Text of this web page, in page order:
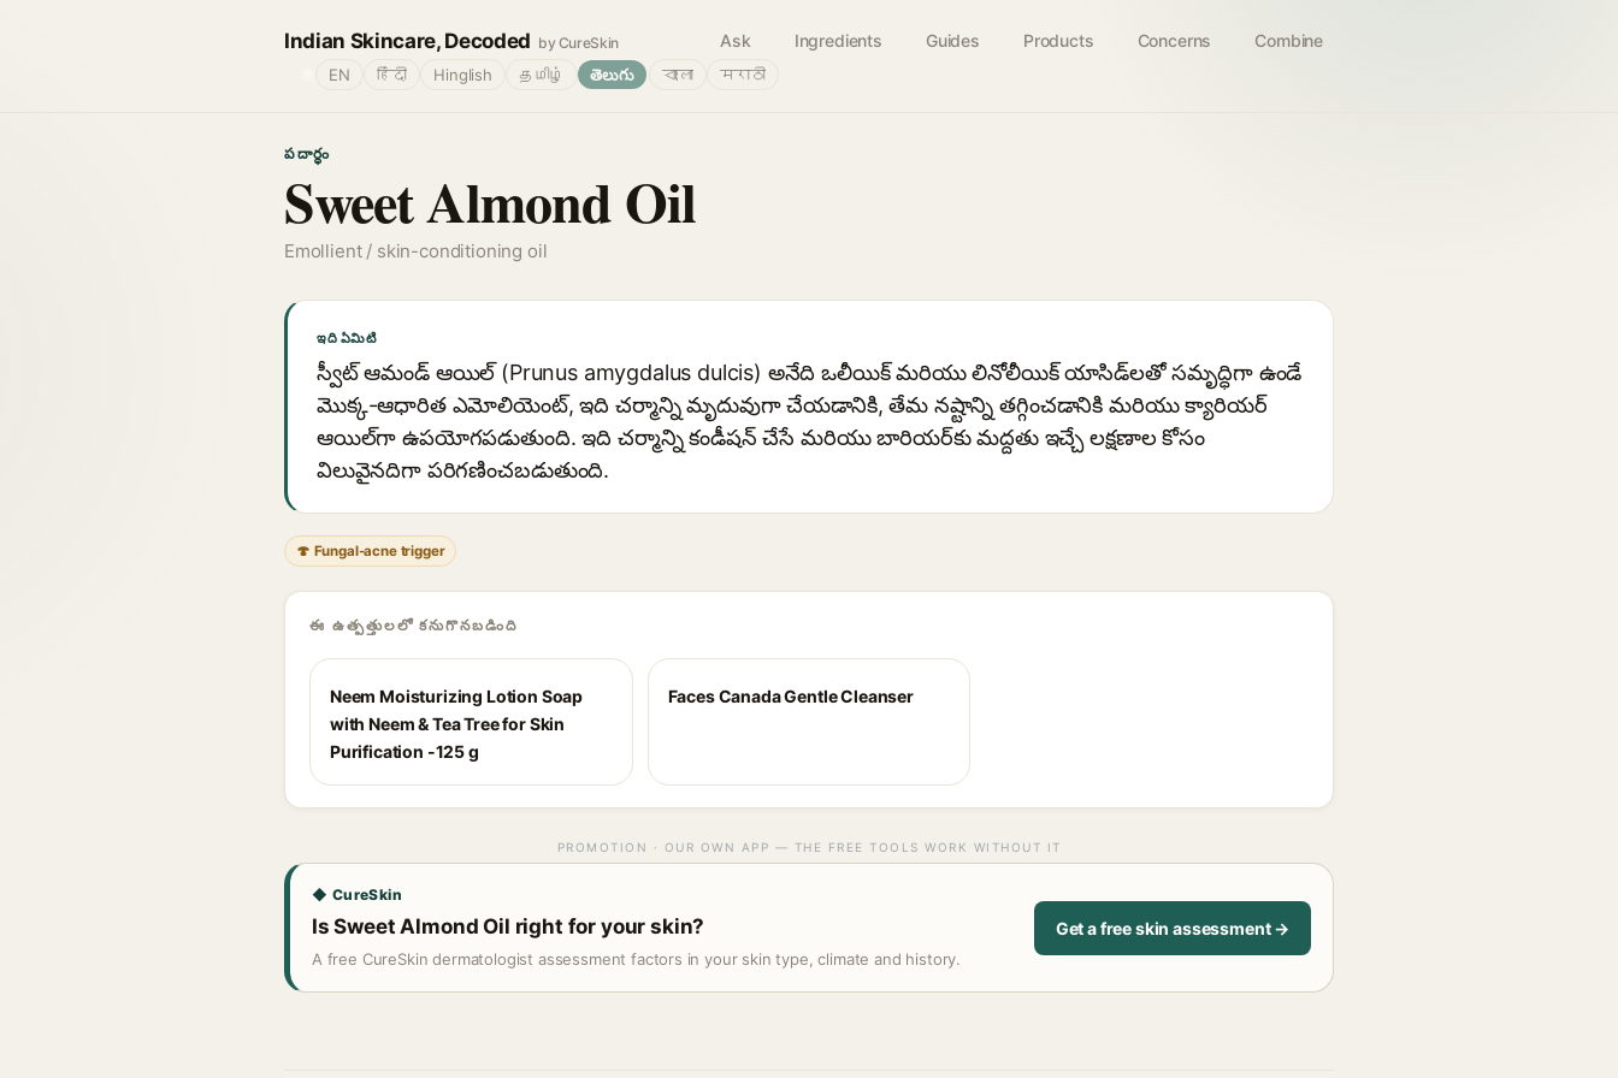
Indian Skincare, Decoded by CureSkin Ask Ingredients Guides Products Concerns Combine
EN हिंदी Hinglish தமிழ் తెలుగు বাংলা मराठी
పదార్థం
Sweet Almond Oil
Emollient / skin-conditioning oil
ఇది ఏమిటి
స్వీట్ ఆమండ్ ఆయిల్ (Prunus amygdalus dulcis) అనేది ఒలీయిక్ మరియు లినోలీయిక్ యాసిడ్‌లతో సమృద్ధిగా ఉండే
మొక్క-ఆధారిత ఎమోలియెంట్, ఇది చర్మాన్ని మృదువుగా చేయడానికి, తేమ నష్టాన్ని తగ్గించడానికి మరియు క్యారియర్
ఆయిల్‌గా ఉపయోగపడుతుంది. ఇది చర్మాన్ని కండీషన్ చేసే మరియు బారియర్‌కు మద్దతు ఇచ్చే లక్షణాల కోసం
విలువైనదిగా పరిగణించబడుతుంది.
🍄 Fungal-acne trigger
ఈ ఉత్పత్తులలో కనుగొనబడింది
Neem Moisturizing Lotion Soap
with Neem & Tea Tree for Skin
Purification -125 g
Faces Canada Gentle Cleanser
PROMOTION · OUR OWN APP — THE FREE TOOLS WORK WITHOUT IT
◆ CureSkin
Is Sweet Almond Oil right for your skin?
A free CureSkin dermatologist assessment factors in your skin type, climate and history.
Get a free skin assessment →